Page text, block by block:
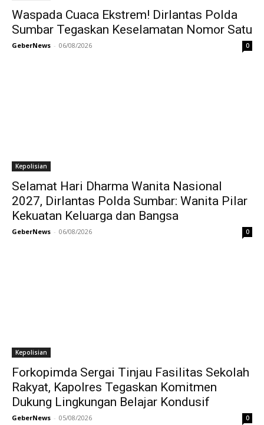
Waspada Cuaca Ekstrem! Dirlantas Polda
Sumbar Tegaskan Keselamatan Nomor Satu
GeberNews - 06/08/2026 0
Kepolisian
Selamat Hari Dharma Wanita Nasional
2027, Dirlantas Polda Sumbar: Wanita Pilar
Kekuatan Keluarga dan Bangsa
GeberNews - 06/08/2026 0
Kepolisian
Forkopimda Sergai Tinjau Fasilitas Sekolah
Rakyat, Kapolres Tegaskan Komitmen
Dukung Lingkungan Belajar Kondusif
GeberNews - 05/08/2026 0